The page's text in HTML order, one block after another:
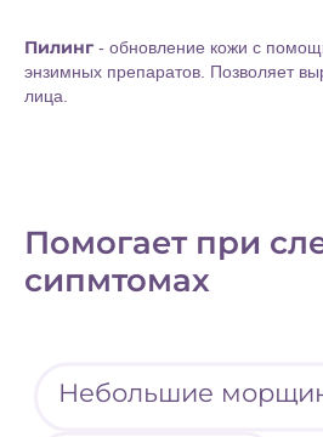
Пилинг - обновление кожи с
энзимных препаратов. Позволяет
лица.
Помогает при
сипмтомах